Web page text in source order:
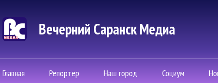
Вечерний Саранск Mедиа
Главная Репортер Наш город Социум